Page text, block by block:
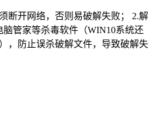
断开网络，否则易破解失败； 2.解
脑管家等杀毒软件（WIN10系统还
，防止误杀破解文件，导致破解失